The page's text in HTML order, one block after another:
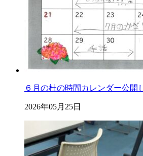
６月の杜の時間カレンダー公開
2026年05月25日